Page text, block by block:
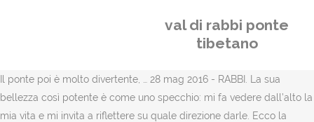
val di rabbi ponte
tibetano
Il ponte poi è molto divertente, … 28 mag 2016 - RABBI. La sua
bellezza così potente è come uno specchio: mi fa vedere dall’alto la
mia vita e mi invita a riflettere su quale direzione darle. Ecco la